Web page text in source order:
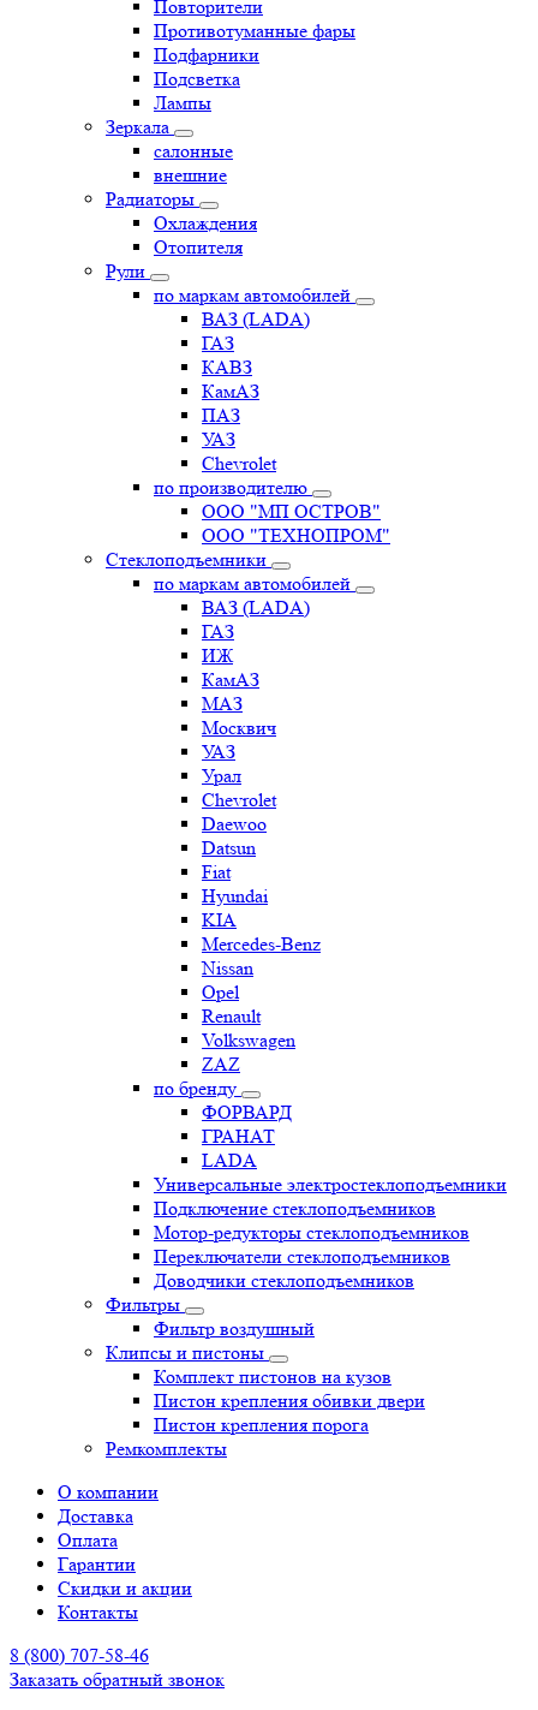
Повторители
Противотуманные фары
Подфарники
Подсветка
Лампы
Зеркала
салонные
внешние
Радиаторы
Охлаждения
Отопителя
Рули
по маркам автомобилей
ВАЗ (LADA)
ГАЗ
КАВЗ
КамАЗ
ПАЗ
УАЗ
Chevrolet
по производителю
ООО "МП ОСТРОВ"
ООО "ТЕХНОПРОМ"
Стеклоподъемники
по маркам автомобилей
ВАЗ (LADA)
ГАЗ
ИЖ
КамАЗ
МАЗ
Москвич
УАЗ
Урал
Chevrolet
Daewoo
Datsun
Fiat
Hyundai
KIA
Mercedes-Benz
Nissan
Opel
Renault
Volkswagen
ZAZ
по бренду
ФОРВАРД
ГРАНАТ
LADA
Универсальные электростеклоподъемники
Подключение стеклоподъемников
Мотор-редукторы стеклоподъемников
Переключатели стеклоподъемников
Доводчики стеклоподъемников
Фильтры
Фильтр воздушный
Клипсы и пистоны
Комплект пистонов на кузов
Пистон крепления обивки двери
Пистон крепления порога
Ремкомплекты
О компании
Доставка
Оплата
Гарантии
Скидки и акции
Контакты
8 (800) 707-58-46
Заказать обратный звонок